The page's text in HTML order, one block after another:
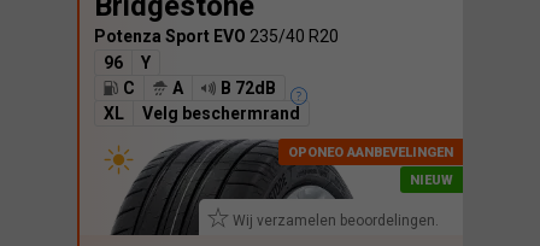
Potenza Sport EVO 235/40 R20
96
Y
C
A
B 72dB
XL
Velg beschermrand
Wij verzamelen beoordelingen.